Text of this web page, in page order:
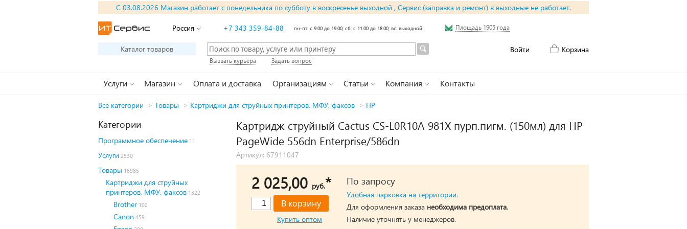
С 03.08.2026 Магазин работает с понедельника по субботу в воскресенье выходной , Сервис (заправка и ремонт) в выходные не работает.
Россия +7 343 359-84-88 пн-пт: с 9:00 до 19:00; сб: с 11:00 до 18:00; вс: выходной Площадь 1905 года
Каталог товаров Войти Корзина
Вызвать курьера Задать вопрос
Услуги Магазин Оплата и доставка Организациям Статьи Компания Контакты
Все категории > Товары > Картриджи для струйных принтеров, МФУ, факсов > HP
Категории
Программное обеспечение 11
Услуги 2530
Товары 16985
Картриджи для струйных
принтеров, МФУ, факсов 1322
Brother 102
Canon 459
Картридж струйный Cactus CS-L0R10A 981X пурп.пигм. (150мл) для HP
PageWide 556dn Enterprise/586dn
Артикул: 67911047
2 025,00 руб.*
Купить оптом
По запросу
Удобная парковка на территории.
Для оформления заказа необходима предоплата.
Наличие уточнять у менеджеров.